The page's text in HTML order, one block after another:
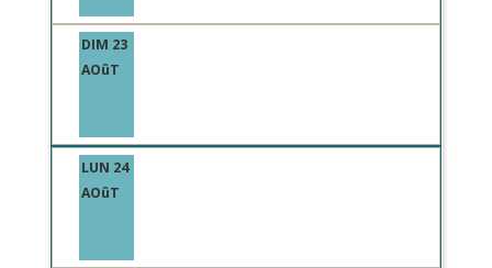
DIM 23
AOûT
LUN 24
AOûT